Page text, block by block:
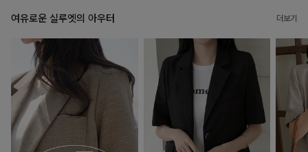
여유로운 실루엣의 아우터 더보기